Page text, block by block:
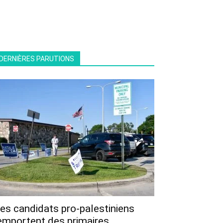
PARUTIONS
candidats pro-palestiniens